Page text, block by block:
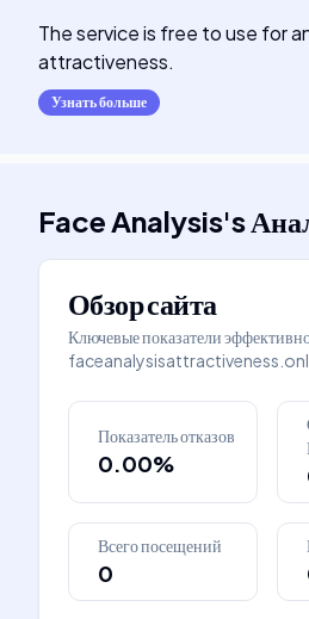
The service is free to use for
attractiveness.
Узнать больше
Face Analysis's
Обзор сайта
Ключевые показатели
Показатель отказов
0.00%
Всего посещений
0